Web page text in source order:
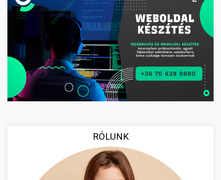
RÓLUNK